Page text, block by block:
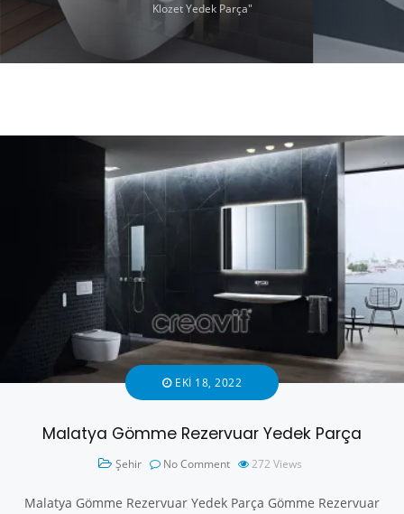
Klozet Yedek Parça"
EKI 18, 2022
Malatya Gömme Rezervuar Yedek Parça
Şehir No Comment 272 Views
Malatya Gömme Rezervuar Yedek Parça Gömme Rezervuar